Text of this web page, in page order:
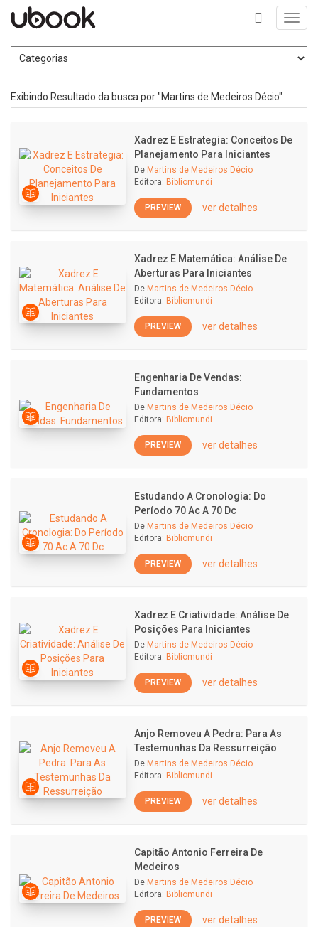
+
Exibindo Resultado da busca por "Martins de Medeiros Décio"
Xadrez E Estrategia: Conceitos De
Planejamento Para Iniciantes
De Martins de Medeiros Décio
Editora: Bibliomundi
PREVIEW ver detalhes
Xadrez E Matemática: Análise De
Aberturas Para Iniciantes
De Martins de Medeiros Décio
Editora: Bibliomundi
PREVIEW ver detalhes
Engenharia De Vendas:
Fundamentos
De Martins de Medeiros Décio
Editora: Bibliomundi
PREVIEW ver detalhes
Estudando A Cronologia: Do
Período 70 Ac A 70 Dc
De Martins de Medeiros Décio
Editora: Bibliomundi
PREVIEW ver detalhes
Xadrez E Criatividade: Análise De
Posições Para Iniciantes
De Martins de Medeiros Décio
Editora: Bibliomundi
PREVIEW ver detalhes
Anjo Removeu A Pedra: Para As
Testemunhas Da Ressurreição
De Martins de Medeiros Décio
Editora: Bibliomundi
PREVIEW ver detalhes
Capitão Antonio Ferreira De
Medeiros
De Martins de Medeiros Décio
Editora: Bibliomundi
PREVIEW ver detalhes